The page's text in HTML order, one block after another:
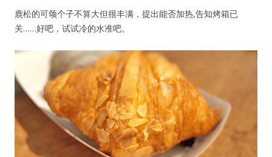
鹿松的可颂个子不算大但很丰满，提出能否加热,告知烤箱已
关……好吧，试试冷的水准吧。